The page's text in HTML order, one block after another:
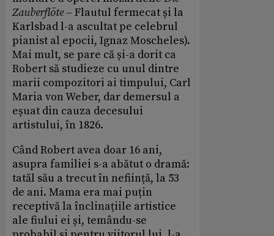
Zauberflöte– Flautul fermecat și la
Karlsbad l-a ascultat pe celebrul
pianist al epocii, Ignaz Moscheles).
Mai mult, se pare că și-a dorit ca
Robert să studieze cu unul dintre
marii compozitori ai timpului, Carl
Maria von Weber, dar demersul a
eșuat din cauza decesului
artistului, în 1826.
Când Robert avea doar 16 ani,
asupra familiei s-a abătut o dramă:
tatăl său a trecut în neființă, la 53
de ani. Mama era mai puțin
receptivă la înclinațiile artistice
ale fiului ei și, temându-se